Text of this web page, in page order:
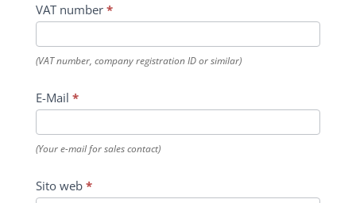
VAT number *
(VAT number, company registration ID or similar)
E-Mail *
(Your e-mail for sales contact)
Sito web *